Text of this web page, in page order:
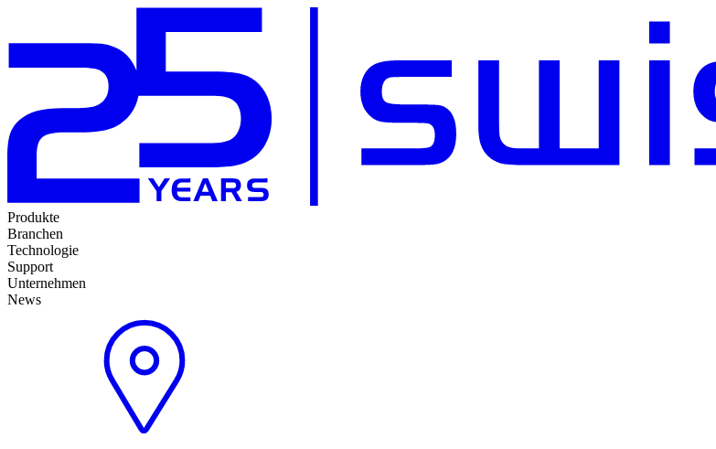
Produkte
Branchen
Technologie
Support
Unternehmen
News